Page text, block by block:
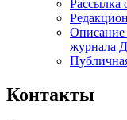
Рассылка
Описание
журнала
Контакты